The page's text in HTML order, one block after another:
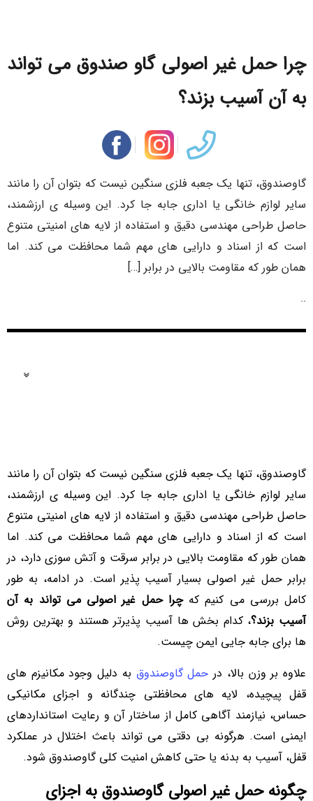
چرا حمل غیر اصولی گاو صندوق می‌ تواند
به آن آسیب بزند؟
گاوصندوق، تنها یک جعبه فلزی سنگین نیست که بتوان آن را مانند
سایر لوازم خانگی یا اداری جابه جا کرد. این وسیله ی ارزشمند،
حاصل طراحی مهندسی دقیق و استفاده از لایه های امنیتی متنوع
است که از اسناد و دارایی های مهم شما محافظت می کند. اما
همان طور که مقاومت بالایی در برابر […]
..
گاوصندوق، تنها یک جعبه فلزی سنگین نیست که بتوان آن را مانند
سایر لوازم خانگی یا اداری جابه جا کرد. این وسیله ی ارزشمند،
حاصل طراحی مهندسی دقیق و استفاده از لایه های امنیتی متنوع
است که از اسناد و دارایی های مهم شما محافظت می کند. اما
همان طور که مقاومت بالایی در برابر سرقت و آتش سوزی دارد، در
برابر حمل غیر اصولی بسیار آسیب پذیر است. در ادامه، به طور
کامل بررسی می کنیم کهچرا حمل غیر اصولی می تواند به آن
آسیب بزند؟، کدام بخش ها آسیب پذیرتر هستند و بهترین روش
ها برای جابه جایی ایمن چیست.
علاوه بر وزن بالا، در حمل گاوصندوق به دلیل وجود مکانیزم های
قفل پیچیده، لایه های محافظتی چندگانه و اجزای مکانیکی
حساس، نیازمند آگاهی کامل از ساختار آن و رعایت استانداردهای
ایمنی است. هرگونه بی دقتی می تواند باعث اختلال در عملکرد
قفل، آسیب به بدنه یا حتی کاهش امنیت کلی گاوصندوق شود.
چگونه حمل غیر اصولی گاوصندوق به اجزای